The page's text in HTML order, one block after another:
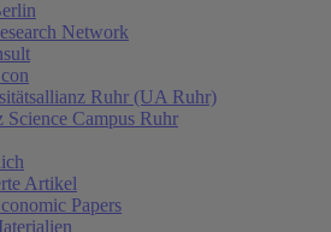
Network
Ruhr (UA Ruhr)
Science Campus Ruhr
Artikel
Papers